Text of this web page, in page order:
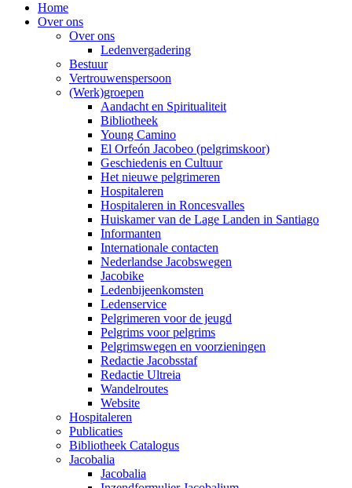
Home
Over ons
Over ons
Ledenvergadering
Bestuur
Vertrouwenspersoon
(Werk)groepen
Aandacht en Spiritualiteit
Bibliotheek
Young Camino
El Orfeón Jacobeo (pelgrimskoor)
Geschiedenis en Cultuur
Het nieuwe pelgrimeren
Hospitaleren
Hospitaleren in Roncesvalles
Huiskamer van de Lage Landen in Santiago
Informanten
Internationale contacten
Nederlandse Jacobswegen
Jacobike
Ledenbijeenkomsten
Ledenservice
Pelgrimeren voor de jeugd
Pelgrims voor pelgrims
Pelgrimswegen en voorzieningen
Redactie Jacobsstaf
Redactie Ultreia
Wandelroutes
Website
Hospitaleren
Publicaties
Bibliotheek Catalogus
Jacobalia
Jacobalia